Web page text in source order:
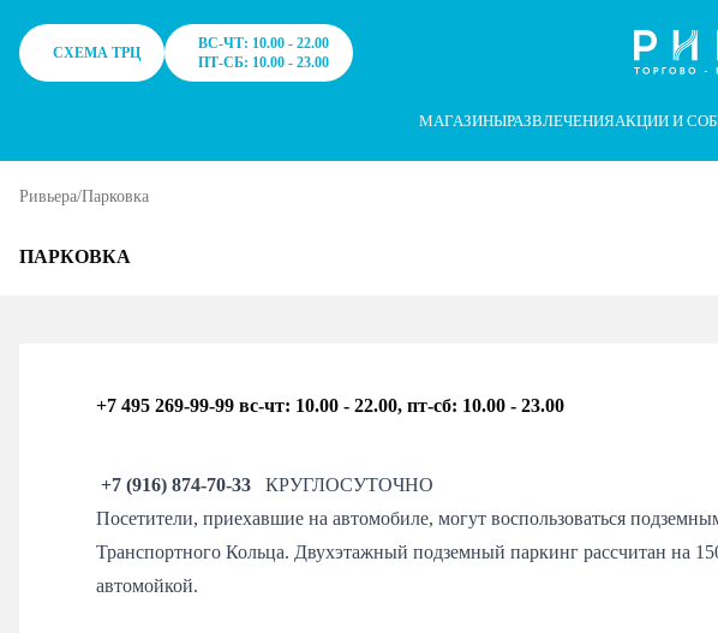
СХЕМА ТРЦ
ВС-ЧТ: 10.00 - 22.00
ПТ-СБ: 10.00 - 23.00
МАГАЗИНЫРАЗВЛЕЧЕНИЯАКЦИИ И
Ривьера/Парковка
ПАРКОВКА
+7 495 269-99-99 вс-чт: 10.00 - 22.00, пт-сб: 10.00 - 23.00
+7 (916) 874-70-33
КРУГЛОСУТОЧНО
Посетители, приехавшие на автомобиле, могут воспользоваться
Транспортного Кольца. Двухэтажный подземный паркинг рассчитан на
автомойкой.